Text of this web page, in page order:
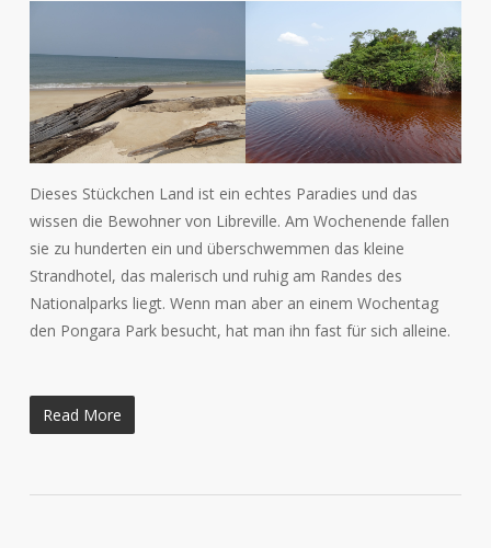
Dieses Stückchen Land ist ein echtes Paradies und das
wissen die Bewohner von Libreville. Am Wochenende fallen
sie zu hunderten ein und überschwemmen das kleine
Strandhotel, das malerisch und ruhig am Randes des
Nationalparks liegt. Wenn man aber an einem Wochentag
den Pongara Park besucht, hat man ihn fast für sich alleine.
Read More